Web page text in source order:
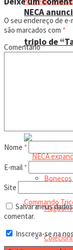
NECA
Fizeram
NECA
triplo de
Bonecos
O seu endereço de e-
são marcados com *
Comentário*
Nome *
E-mail *
Site
Salvar meus
comentar.
Inscreva-se na